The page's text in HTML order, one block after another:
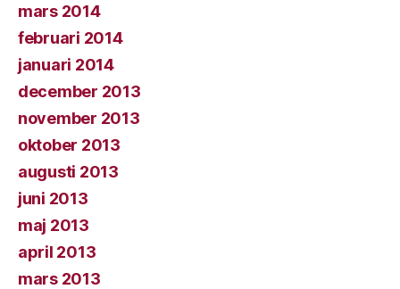
mars 2014
februari 2014
januari 2014
december 2013
november 2013
oktober 2013
augusti 2013
juni 2013
maj 2013
april 2013
mars 2013